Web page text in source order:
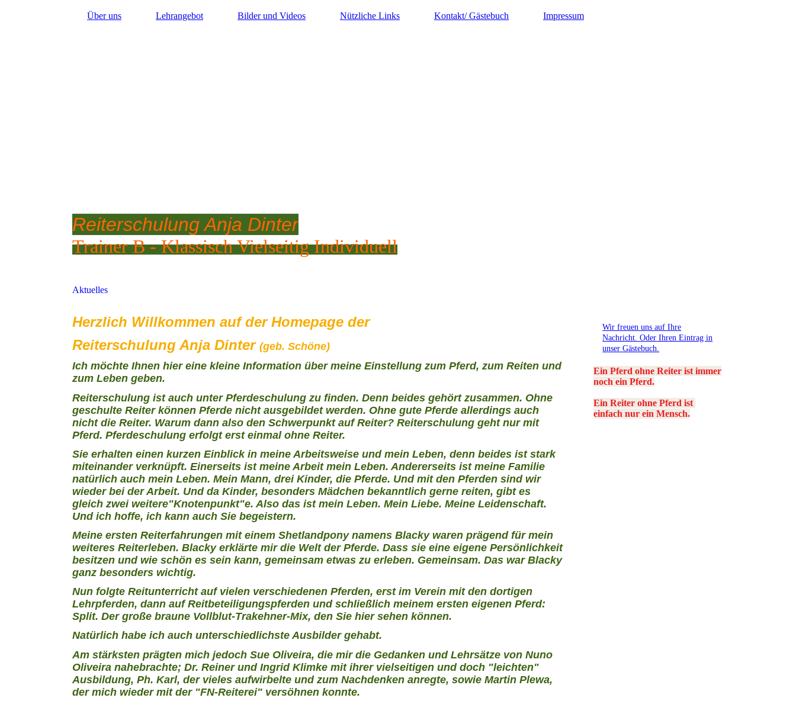
Über uns Lehrangebot Bilder und Videos Nützliche Links Kontakt/ Gästebuch Impressum
Reiterschulung Anja Dinter
Trainer B - Klassisch Vielseitig Individuell
Aktuelles
Herzlich Willkommen auf der Homepage der
Reiterschulung Anja Dinter (geb. Schöne)
Ich möchte Ihnen hier eine kleine Information über meine Einstellung zum Pferd, zum Reiten und
zum Leben geben.
Reiterschulung ist auch unter Pferdeschulung zu finden. Denn beides gehört zusammen. Ohne
geschulte Reiter können Pferde nicht ausgebildet werden. Ohne gute Pferde allerdings auch
nicht die Reiter. Warum dann also den Schwerpunkt auf Reiter? Reiterschulung geht nur mit
Pferd. Pferdeschulung erfolgt erst einmal ohne Reiter.
Sie erhalten einen kurzen Einblick in meine Arbeitsweise und mein Leben, denn beides ist stark
miteinander verknüpft. Einerseits ist meine Arbeit mein Leben. Andererseits ist meine Familie
natürlich auch mein Leben. Mein Mann, drei Kinder, die Pferde. Und mit den Pferden sind wir
wieder bei der Arbeit. Und da Kinder, besonders Mädchen bekanntlich gerne reiten, gibt es
gleich zwei weitere"Knotenpunkt"e. Also das ist mein Leben. Mein Liebe. Meine Leidenschaft.
Und ich hoffe, ich kann auch Sie begeistern.
Meine ersten Reiterfahrungen mit einem Shetlandpony namens Blacky waren prägend für mein
weiteres Reiterleben. Blacky erklärte mir die Welt der Pferde. Dass sie eine eigene Persönlichkeit
besitzen und wie schön es sein kann, gemeinsam etwas zu erleben. Gemeinsam. Das war Blacky
ganz besonders wichtig.
Nun folgte Reitunterricht auf vielen verschiedenen Pferden, erst im Verein mit den dortigen
Lehrpferden, dann auf Reitbeteiligungspferden und schließlich meinem ersten eigenen Pferd:
Split. Der große braune Vollblut-Trakehner-Mix, den Sie hier sehen können.
Natürlich habe ich auch unterschiedlichste Ausbilder gehabt.
Am stärksten prägten mich jedoch Sue Oliveira, die mir die Gedanken und Lehrsätze von Nuno
Oliveira nahebrachte; Dr. Reiner und Ingrid Klimke mit ihrer vielseitigen und doch "leichten"
Ausbildung, Ph. Karl, der vieles aufwirbelte und zum Nachdenken anregte, sowie Martin Plewa,
der mich wieder mit der "FN-Reiterei" versöhnen konnte.
Wir freuen uns auf Ihre
Nachricht. Oder Ihren Eintrag in
unser Gästebuch.
Ein Pferd ohne Reiter ist immer
noch ein Pferd.
Ein Reiter ohne Pferd ist
einfach nur ein Mensch.